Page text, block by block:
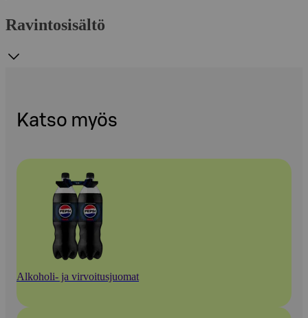
Ravintosisältö
Katso myös
Alkoholi- ja virvoitusjuomat